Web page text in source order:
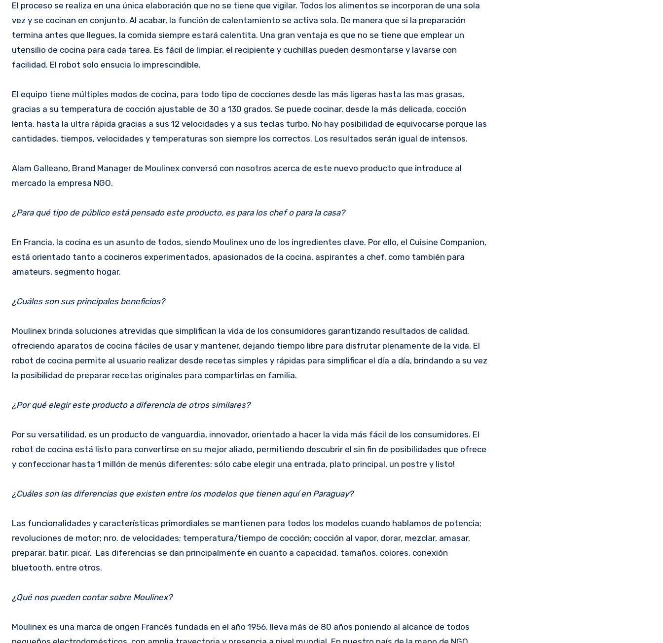
El proceso se realiza en una única elaboración que no se tiene que vigilar. Todos los alimentos se incorporan de una sola
vez y se cocinan en conjunto. Al acabar, la función de calentamiento se activa sola. De manera que si la preparación
termina antes que llegues, la comida siempre estará calentita. Una gran ventaja es que no se tiene que emplear un
utensilio de cocina para cada tarea. Es fácil de limpiar, el recipiente y cuchillas pueden desmontarse y lavarse con
facilidad. El robot solo ensucia lo imprescindible.
El equipo tiene múltiples modos de cocina, para todo tipo de cocciones desde las más ligeras hasta las mas grasas,
gracias a su temperatura de cocción ajustable de 30 a 130 grados. Se puede cocinar, desde la más delicada, cocción
lenta, hasta la ultra rápida gracias a sus 12 velocidades y a sus teclas turbo. No hay posibilidad de equivocarse porque las
cantidades, tiempos, velocidades y temperaturas son siempre los correctos. Los resultados serán igual de intensos.
Alam Galleano, Brand Manager de Moulinex conversó con nosotros acerca de este nuevo producto que introduce al
mercado la empresa NGO.
¿Para qué tipo de público está pensado este producto, es para los chef o para la casa?
En Francia, la cocina es un asunto de todos, siendo Moulinex uno de los ingredientes clave. Por ello, el Cuisine Companion,
está orientado tanto a cocineros experimentados, apasionados de la cocina, aspirantes a chef, como también para
amateurs, segmento hogar.
¿Cuáles son sus principales beneficios?
Moulinex brinda soluciones atrevidas que simplifican la vida de los consumidores garantizando resultados de calidad,
ofreciendo aparatos de cocina fáciles de usar y mantener, dejando tiempo libre para disfrutar plenamente de la vida. El
robot de cocina permite al usuario realizar desde recetas simples y rápidas para simplificar el día a día, brindando a su vez
la posibilidad de preparar recetas originales para compartirlas en familia.
¿Por qué elegir este producto a diferencia de otros similares?
Por su versatilidad, es un producto de vanguardia, innovador, orientado a hacer la vida más fácil de los consumidores. El
robot de cocina está listo para convertirse en su mejor aliado, permitiendo descubrir el sin fin de posibilidades que ofrece
y confeccionar hasta 1 millón de menús diferentes: sólo cabe elegir una entrada, plato principal, un postre y listo!
¿Cuáles son las diferencias que existen entre los modelos que tienen aquí en Paraguay?
Las funcionalidades y características primordiales se mantienen para todos los modelos cuando hablamos de potencia;
revoluciones de motor; nro. de velocidades; temperatura/tiempo de cocción; cocción al vapor, dorar, mezclar, amasar,
preparar, batir, picar. Las diferencias se dan principalmente en cuanto a capacidad, tamaños, colores, conexión
bluetooth, entre otros.
¿Qué nos pueden contar sobre Moulinex?
Moulinex es una marca de origen Francés fundada en el año 1956, lleva más de 80 años poniendo al alcance de todos